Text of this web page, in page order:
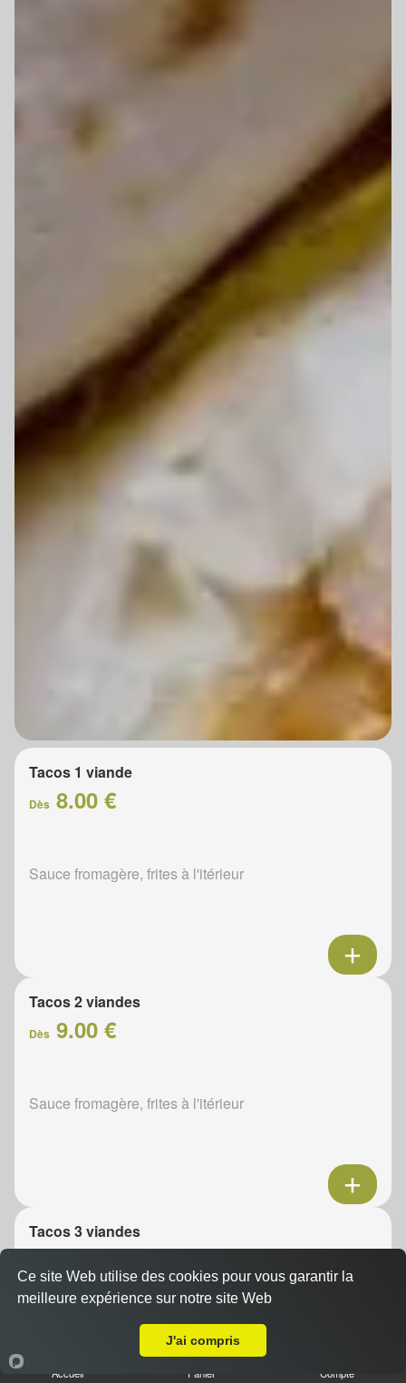
Tacos 1 viande
Dès 8.00 €
Sauce fromagère, frites à l'itérieur
Tacos 2 viandes
Dès 9.00 €
Sauce fromagère, frites à l'itérieur
Tacos 3 viandes
11.00 €
Sauce fromagère, frites à l'itérieur
Accueil Panier Compte
Ce site Web utilise des cookies pour vous garantir la
meilleure expérience sur notre site Web
J'ai compris